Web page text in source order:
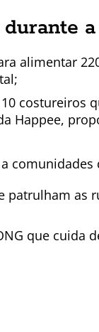
alimentar
costureiros
Happee,
patrulham as
que cuida